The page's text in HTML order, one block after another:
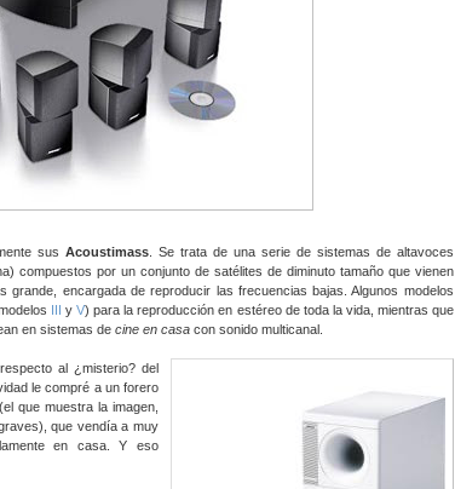
sus Acoustimass. Se trata de una serie de sistemas de altavoces
compuestos por un conjunto de satélites de diminuto tamaño que vienen
encargada de reproducir las frecuencias bajas. Algunos modelos
yV) para la reproducción en estéreo de toda la vida, mientras que
en sistemas de cine en casacon sonido multicanal.
al ¿misterio? del
le compré a un forero
(el que muestra la imagen,
que vendía a muy
en casa. Y eso